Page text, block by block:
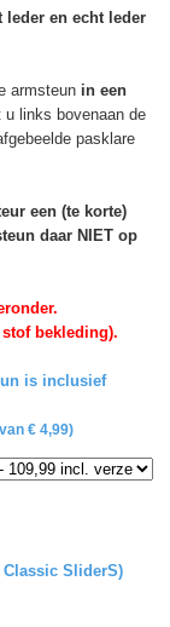
leder en echt leder
armsteun in een
links bovenaan de
pasklare
een (te korte)
daar NIET op
bekleding).
is inclusief
€ 4,99)
SliderS)